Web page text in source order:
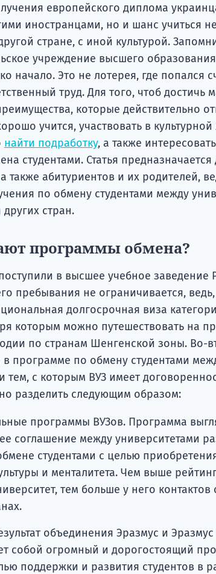
европейского диплома
иностранцами, но и шанс учиться
стране, с иной культурой.
учреждение высшего
начало. Это не лотерея, где попался
труд. Для того, чтоб достичь
которые действительно
учится, участвовать в
найти подработку, а также
студентами. Статья предназначается
также абитуриентов и их родителей,
по обмену студентами между
стран.
программы обмена?
в высшее учебное заведение
пребывания не ограничивается,
долгосрочная виза
которым можно путешествовать на
по странам Шенгенской зоны. Во-
в программе по обмену студентами
тем, с которым ВУЗ имеет
разделить следующим образом:
программы ВУЗов. Программа
соглашение между университетами
студентами с целью
и менталитета. Чем выше
тем больше у него
объединения Эразмус и
собой огромный и дорогостоящий
поддержки и развития студентов в